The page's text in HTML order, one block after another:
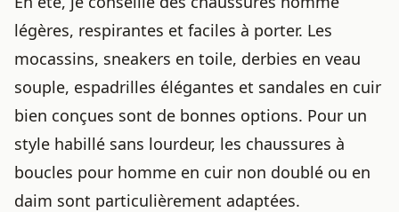
légères, respirantes et faciles à porter. Les
mocassins, sneakers en toile, derbies en veau
souple, espadrilles élégantes et sandales en cuir
bien conçues sont de bonnes options. Pour un
style habillé sans lourdeur, les chaussures à
boucles pour homme en cuir non doublé ou en
daim sont particulièrement adaptées.